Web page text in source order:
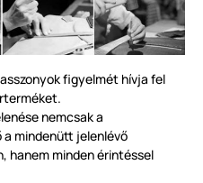
figyelmét hívja fel
nemcsak a
mindenütt jelenlévő
hanem minden érintéssel